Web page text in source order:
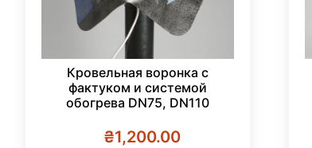
Кровельная воронка с
фактуком и системой
обогрева DN75, DN110
₴1,200.00